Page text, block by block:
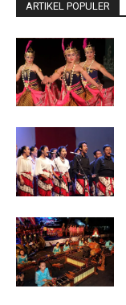
ARTIKEL POPULER